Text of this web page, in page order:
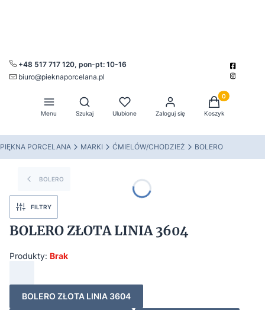
+48 517 717 120, pon-pt: 10-16
biuro@pieknaporcelana.pl
Menu
Otwórz wyszukiwarkę
Szukaj Ulubione Zaloguj się
Produkty w
Koszyk
PIĘKNA PORCELANA MARKI ĆMIELÓW/CHODZIEŻ BOLERO
BOLERO
FILTRY
BOLERO ZŁOTA LINIA 3604
Produkty: Brak
BOLERO ZŁOTA LINIA 3604